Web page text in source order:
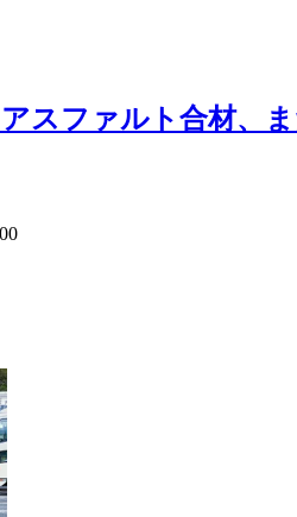
アスファルト合材、